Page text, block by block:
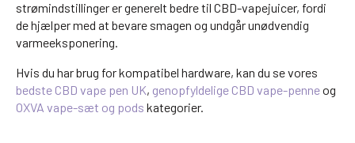
strømindstillinger er generelt bedre til CBD-vapejuicer, fordi
de hjælper med at bevare smagen og undgår unødvendig
varmeeksponering.
Hvis du har brug for kompatibel hardware, kan du se vores
bedste CBD vape pen UK, genopfyldelige CBD vape-penneog
OXVA vape-sæt og pods kategorier.